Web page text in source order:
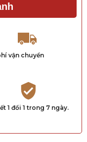
vận chuyển
1 đổi 1 trong 7 ngày.